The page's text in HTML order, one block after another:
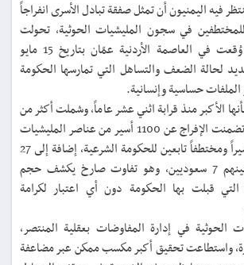
فيه اليمنيون أن تمثل صفقة تبادل الأسرى انفراجاً
للمختطفين في سجون المليشيات الحوثية، تحولت
الصفقة الأخيرة التي وُقعت في العاصمة الأردنية عمّان بتاريخ 15 مايو
جديد لحالة الضعف والتساهل التي تمارسها الحكومة
الملفات حساسية وإنسانية.
الأكبر منذ قرابة اثني عشر عاماً، وشملت أكثر من
1700 أسير ومحتجز، تضمنت الإفراج عن 1100 أسير من عناصر المليشيات
الحوثية مقابل 580 أسيراً ومختطفاً تابعين للحكومة الشرعية، إضافة إلى 27
من قوات التحالف بينهم 7 سعوديين، وهو تفاوت صارخ يكشف حجم
التي قبلت بها الحكومة دون أي اعتبار لكرامة
في إدارة المفاوضات بعقلية المنتصر،
واستطاعت تحقيق أكبر مكسب ممكن عبر مضاعفة